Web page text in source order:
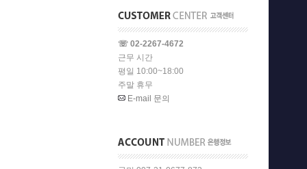
☏ 02-2267-4672
근무 시간
평일 10:00~18:00
주말 휴무
E-mail 문의